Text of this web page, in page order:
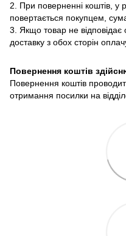
2. При поверненні коштів, у
повертається покупцем,
3. Якщо товар не
доставку з обох сторін
Повернення коштів
Повернення коштів
отримання посилки на